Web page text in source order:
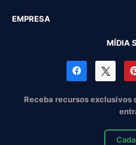
EMPRESA
MÍDIA
Receba recursos exclusivos